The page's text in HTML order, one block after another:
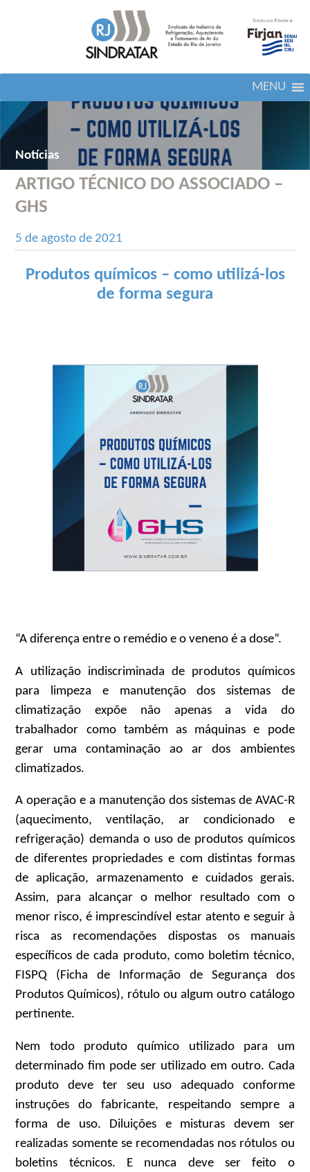
MENU
Notícias
ARTIGO TÉCNICO DO ASSOCIADO –
GHS
5 de agosto de 2021
Produtos químicos – como utilizá-los
de forma segura
“A diferença entre o remédio e o veneno é a dose”.
A utilização indiscriminada de produtos químicos
para limpeza e manutenção dos sistemas de
climatização expõe não apenas a vida do
trabalhador como também as máquinas e pode
gerar uma contaminação ao ar dos ambientes
climatizados.
A operação e a manutenção dos sistemas de AVAC-R
(aquecimento, ventilação, ar condicionado e
refrigeração) demanda o uso de produtos químicos
de diferentes propriedades e com distintas formas
de aplicação, armazenamento e cuidados gerais.
Assim, para alcançar o melhor resultado com o
menor risco, é imprescindível estar atento e seguir à
risca as recomendações dispostas os manuais
específicos de cada produto, como boletim técnico,
FISPQ (Ficha de Informação de Segurança dos
Produtos Químicos), rótulo ou algum outro catálogo
pertinente.
Nem todo produto químico utilizado para um
determinado fim pode ser utilizado em outro. Cada
produto deve ter seu uso adequado conforme
instruções do fabricante, respeitando sempre a
forma de uso. Diluições e misturas devem ser
realizadas somente se recomendadas nos rótulos ou
boletins técnicos. E nunca deve ser feito o